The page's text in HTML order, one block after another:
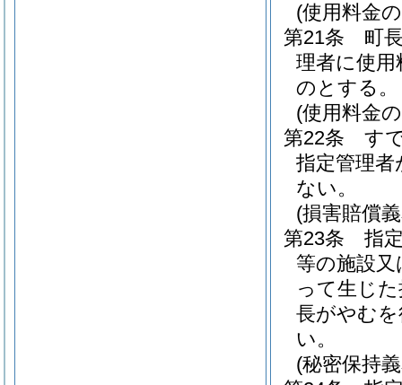
(使用料金
第21条
町
理者に使
のとする。
(使用料金
第22条
す
指定管理
ない。
(損害賠償
第23条
指
等の施設
って生じ
長がやむ
い。
(秘密保持